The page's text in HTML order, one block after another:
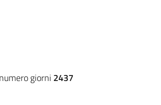
giorni 2437